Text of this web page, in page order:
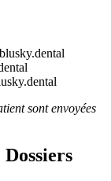
sont envoyées